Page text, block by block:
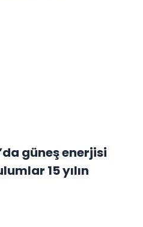
güneş enerjisi
15 yılın